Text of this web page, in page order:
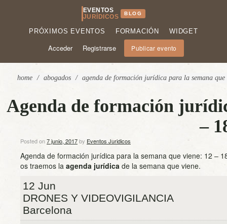
EVENTOS
JURÍDICOS
BLOG
PRÓXIMOS EVENTOS FORMACIÓN WIDGET
Acceder Registrarse Publicar evento
home / abogados / agenda de formación jurídica para la semana
Agenda de formación
–
Posted on7 junio, 2017by Eventos Juridicos
Agenda de formación jurídica para la semana que viene: 12 –
os traemos la agenda jurídica de la semana que viene.
12 Jun
DRONES Y VIDEOVIGILANCIA
Barcelona